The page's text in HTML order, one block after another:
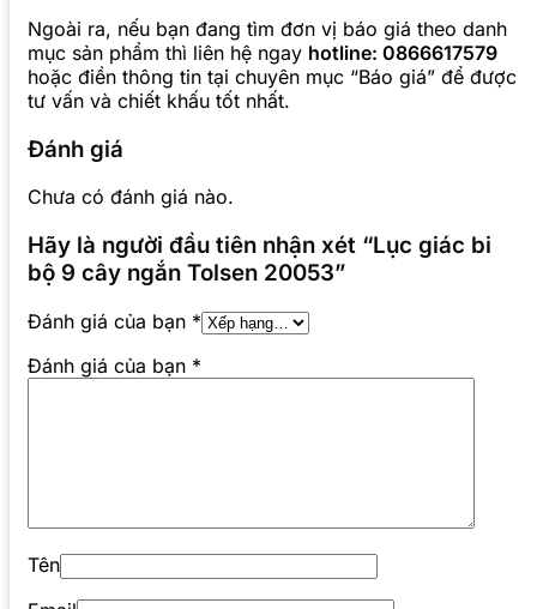
Ngoài ra, nếu bạn đang tìm đơn vị báo giá theo danh
mục sản phẩm thì liên hệ ngay hotline: 0866617579
hoặc điền thông tin tại chuyên mục “Báo giá” để được
tư vấn và chiết khấu tốt nhất.
Đánh giá
Chưa có đánh giá nào.
Hãy là người đầu tiên nhận xét “Lục giác bi
bộ 9 cây ngắn Tolsen 20053”
Đánh giá của bạn *
Đánh giá của bạn *
Tên